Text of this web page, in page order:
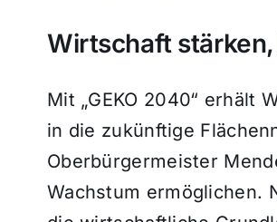
Wirtschaft
Mit „GEKO 2040“ erhält
in die zukünftige
Oberbürgermeister
Wachstum ermöglichen.